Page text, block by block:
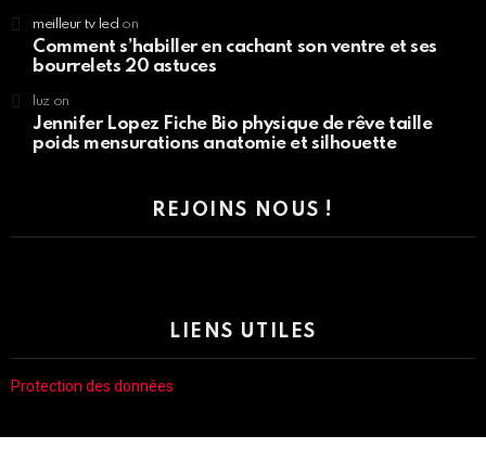
meilleur tv led on
Comment s’habiller en cachant son ventre et ses
bourrelets 20 astuces
luzon
Jennifer Lopez Fiche Bio physique de rêve taille
poids mensurations anatomie et silhouette
REJOINS NOUS !
LIENS UTILES
Protection des données